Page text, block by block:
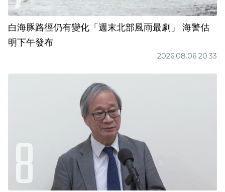
白海豚路徑仍有變化「週末北部風雨最劇」 海警估
明下午發布
2026.08.06 20:33